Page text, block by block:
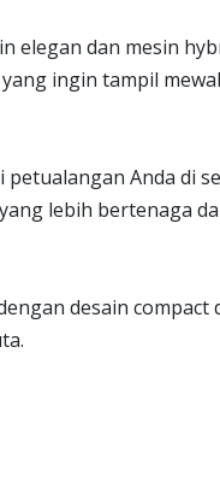
elegan dan mesin
ingin tampil
Anda di
lebih bertenaga
desain